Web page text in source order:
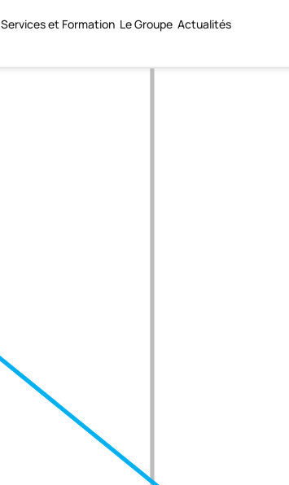
Services et Formation Le Groupe Actualités